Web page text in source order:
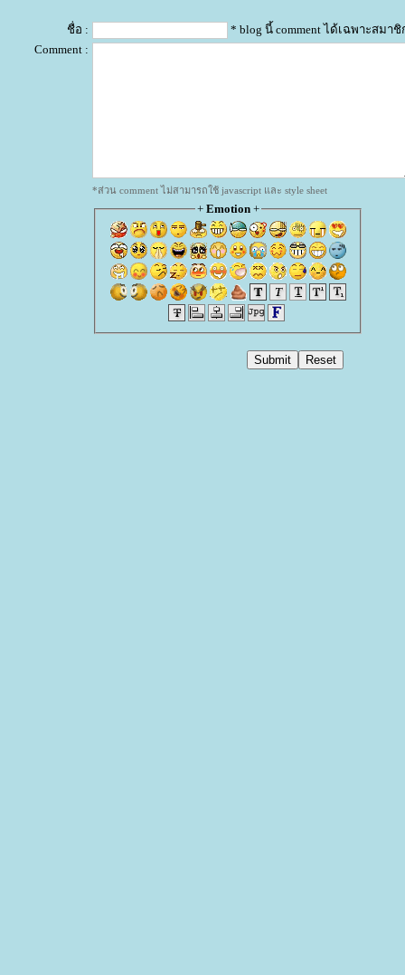
ชื่อ :
* blog นี้ comment ได้เฉพาะสมาชิ
Comment :
*ส่วน comment ไม่สามารถใช้ javascript และ style sheet
+ Emotion+